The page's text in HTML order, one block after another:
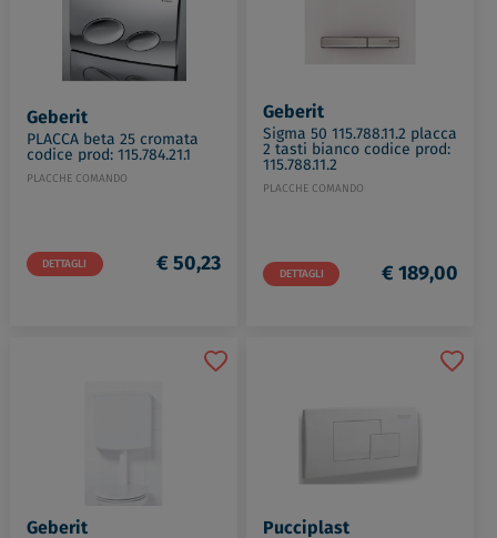
Geberit
PLACCA beta 25 cromata
codice prod: 115.784.21.1
PLACCHE COMANDO
DETTAGLI € 50,23
Geberit
Sigma 50 115.788.11.2 placca
2 tasti bianco codice prod:
115.788.11.2
PLACCHE COMANDO
DETTAGLI € 189,00
Geberit Pucciplast